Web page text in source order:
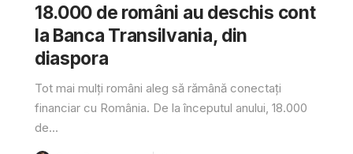
18.000 de români au deschis cont
la Banca Transilvania, din
diaspora
Tot mai mulți români aleg să rămână conectați
financiar cu România. De la începutul anului, 18.000
de...